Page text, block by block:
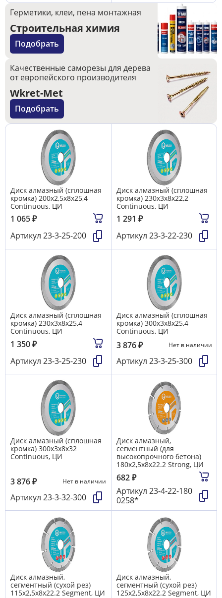
Герметики, клеи, пена монтажная
Строительная химия
Подобрать
Качественные саморезы для дерева
от европейского производителя
Wkret-Met
Подобрать
Диск алмазный (сплошная
кромка) 200х2,5х8х25,4
Continuous, ЦИ
1 065₽
Артикул 23-3-25-200
Диск алмазный (сплошная
кромка) 230х3х8х22,2
Continuous, ЦИ
1 291 ₽
Артикул 23-3-22-230
Диск алмазный (сплошная
кромка) 230х3х8х25,4
Continuous, ЦИ
1 350₽
Артикул 23-3-25-230
Диск алмазный (сплошная
кромка) 300х3х8х25,4
Continuous, ЦИ
3 876₽ Нет в наличии
Артикул 23-3-25-300
Диск алмазный (сплошная
кромка) 300х3х8х32
Continuous, ЦИ
3 876₽ Нет в наличии
Артикул 23-3-32-300
Диск алмазный,
сегментный (для
высокопрочного бетона)
180х2,5х8х22.2 Strong, ЦИ
682₽
Артикул 23-4-22-180
0258*
Диск алмазный,
сегментный (сухой рез)
115х2,5х8х22.2 Segment, ЦИ
Диск алмазный,
сегментный (сухой рез)
125х2,5х8х22.2 Segment, ЦИ